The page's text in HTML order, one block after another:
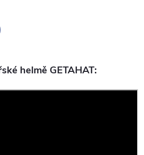
helmě GETAHAT: